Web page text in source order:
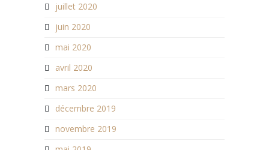
juillet 2020
juin 2020
mai 2020
avril 2020
mars 2020
décembre 2019
novembre 2019